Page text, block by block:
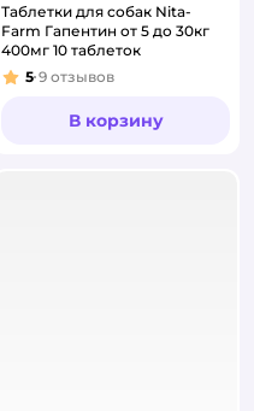
Таблетки для собак Nita-
Farm Гапентин от 5 до 30кг
400мг 10 таблеток
Рейтинг:
5 9 отзывов
В корзину